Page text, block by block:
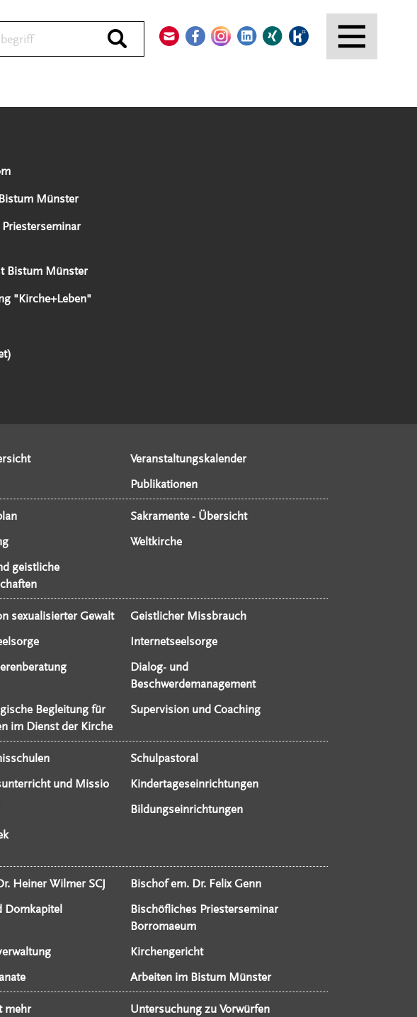
Durchsuchen
Münster
Bistum Münster
"Kirche+Leben"
Veranstaltungskalender
Publikationen
Sakramente - Übersicht
Weltkirche
geistliche
sexualisierter Gewalt
Geistlicher Missbrauch
Internetseelsorge
Dialog- und
Beschwerdemanagement
Begleitung für
im Dienst der Kirche
Supervision und Coaching
Schulpastoral
und Missio
Kindertageseinrichtungen
Bildungseinrichtungen
Heiner Wilmer SCJ
Bischof em. Dr. Felix Genn
Domkapitel
Bischöfliches Priesterseminar
Borromaeum
Kirchengericht
Arbeiten im Bistum Münster
mehr Untersuchung zu Vorwürfen